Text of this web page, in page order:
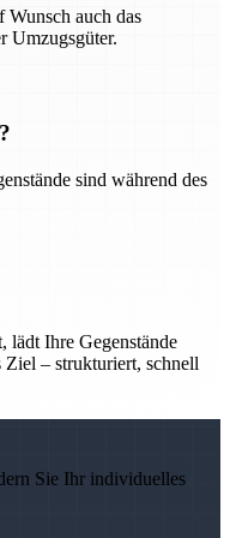
Wunsch auch das
Umzugsgüter.
sind während des
lädt Ihre Gegenstände
Ziel – strukturiert, schnell
Sie Ihr individuelles